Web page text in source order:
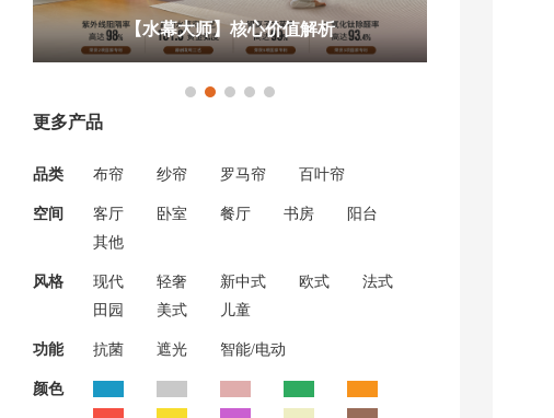
【水幕大师】核心价值解析
更多产品
品类 布帘 纱帘 罗马帘 百叶帘
空间 客厅 卧室 餐厅 书房
阳台
其他
风格 现代 轻奢 新中式 欧式
法式
田园
美式 儿童
功能 抗菌 遮光 智能/电动
颜色